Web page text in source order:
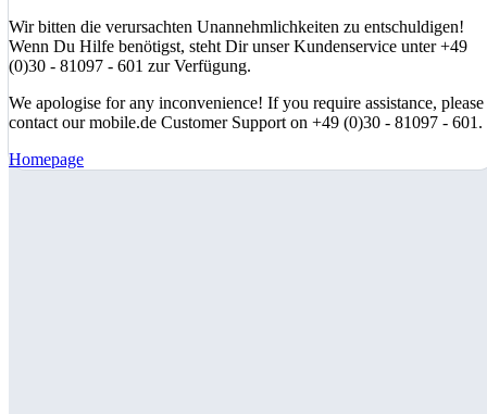
Wir bitten die verursachten Unannehmlichkeiten zu entschuldigen!
Wenn Du Hilfe benötigst, steht Dir unser Kundenservice unter +49
(0)30 - 81097 - 601 zur Verfügung.
We apologise for any inconvenience! If you require assistance, please
contact our mobile.de Customer Support on +49 (0)30 - 81097 - 601.
Homepage